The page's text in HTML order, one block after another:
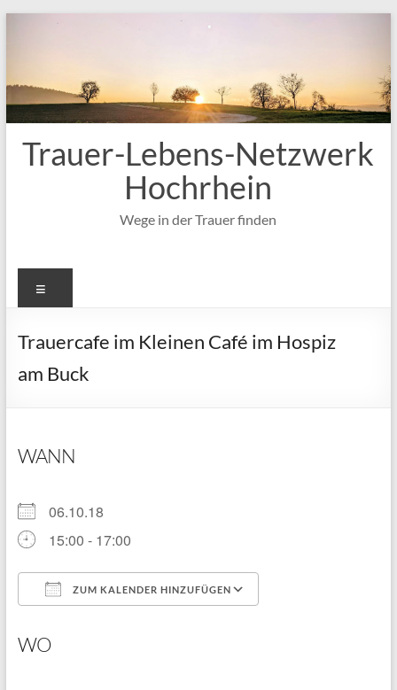
Trauer-Lebens-Netzwerk
Hochrhein
Wege in der Trauer finden
Trauercafe im Kleinen Café im Hospiz
am Buck
WANN
06.10.18
15:00 - 17:00
ZUM KALENDER HINZUFÜGEN
WO